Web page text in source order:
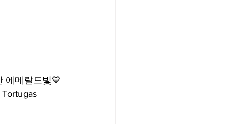
에메랄드빛💙